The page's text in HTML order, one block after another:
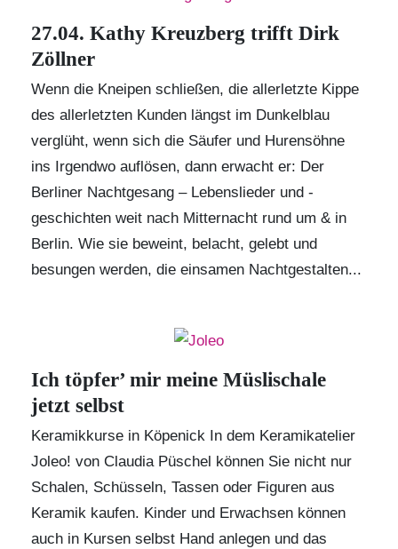
27.04. Kathy Kreuzberg trifft Dirk
Zöllner
Wenn die Kneipen schließen, die allerletzte Kippe
des allerletzten Kunden längst im Dunkelblau
verglüht, wenn sich die Säufer und Hurensöhne
ins Irgendwo auflösen, dann erwacht er: Der
Berliner Nachtgesang – Lebenslieder und -
geschichten weit nach Mitternacht rund um & in
Berlin. Wie sie beweint, belacht, gelebt und
besungen werden, die einsamen Nachtgestalten...
Ich töpfer’ mir meine Müslischale
jetzt selbst
Keramikkurse in Köpenick In dem Keramikatelier
Joleo! von Claudia Püschel können Sie nicht nur
Schalen, Schüsseln, Tassen oder Figuren aus
Keramik kaufen. Kinder und Erwachsen können
auch in Kursen selbst Hand anlegen und das